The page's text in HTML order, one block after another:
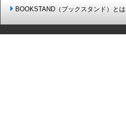
BOOKSTAND（ブックスタンド）とは